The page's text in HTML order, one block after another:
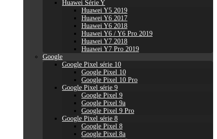
Huawei Série Y
Huawei Y5 2019
Huawei Y6 2017
Huawei Y6 2018
Huawei Y6 / Y6 Pro 2019
Huawei Y7 2018
Huawei Y7 Pro 2019
Google
Google Pixel série 10
Google Pixel 10
Google Pixel 10 Pro
Google Pixel série 9
Google Pixel 9
Google Pixel 9a
Google Pixel 9 Pro
Google Pixel série 8
Google Pixel 8
Google Pixel 8a